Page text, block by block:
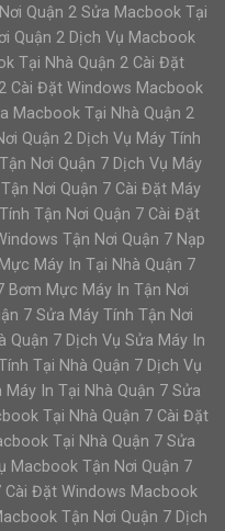
Quận 2 Sửa Macbook Tại
Quận 2 Dịch Vụ Macbook
Tại Nhà Quận 2 Cài Đặt
Cài Đặt Windows Macbook
Macbook Tại Nhà Quận 2
Quận 2 Dịch Vụ Máy Tính
Nơi Quận 7 Dịch Vụ Máy
Nơi Quận 7 Cài Đặt Máy
Tận Nơi Quận 7 Cài Đặt
Tận Nơi Quận 7 Nạp
Máy In Tại Nhà Quận 7
Bơm Mực Máy In Tận Nơi
7 Sửa Máy Tính Tận Nơi
Quận 7 Dịch Vụ Sửa Máy In
Tại Nhà Quận 7 Dịch Vụ
In Tại Nhà Quận 7 Sửa
Tại Nhà Quận 7 Cài Đặt
Tại Nhà Quận 7 Sửa
Macbook Tận Nơi Quận 7
Cài Đặt Windows Macbook
Tận Nơi Quận 7 Dịch